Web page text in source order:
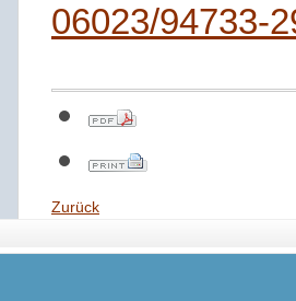
06023/94733-
Zurück